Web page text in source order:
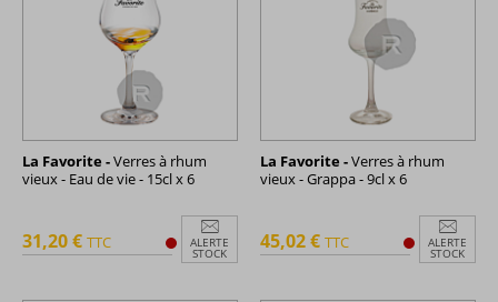
La Favorite -Verres à rhum
vieux - Eau de vie - 15cl x 6
ALERTE
STOCK
31,20 € TTC
La Favorite -Verres à rhum
vieux - Grappa - 9cl x 6
ALERTE
STOCK
45,02 € TTC